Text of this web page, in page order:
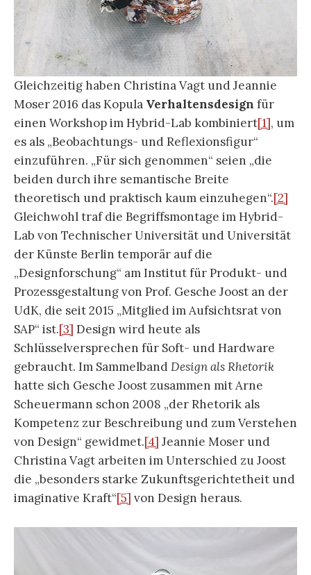
Gleichzeitig haben Christina Vagt und Jeannie
Moser 2016 das Kopula Verhaltensdesign für
einen Workshop im Hybrid-Lab kombiniert[1], um
es als „Beobachtungs- und Reflexionsfigur“
einzuführen. „Für sich genommen“ seien „die
beiden durch ihre semantische Breite
theoretisch und praktisch kaum einzuhegen“.[2]
Gleichwohl traf die Begriffsmontage im Hybrid-
Lab von Technischer Universität und Universität
der Künste Berlin temporär auf die
„Designforschung“ am Institut für Produkt- und
Prozessgestaltung von Prof. Gesche Joost an der
UdK, die seit 2015 „Mitglied im Aufsichtsrat von
SAP“ ist.[3] Design wird heute als
Schlüsselversprechen für Soft- und Hardware
gebraucht. Im SammelbandDesign als Rhetorik
hatte sich Gesche Joost zusammen mit Arne
Scheuermann schon 2008 „der Rhetorik als
Kompetenz zur Beschreibung und zum Verstehen
von Design“ gewidmet.[4] Jeannie Moser und
Christina Vagt arbeiten im Unterschied zu Joost
die „besonders starke Zukunftsgerichtetheit und
imaginative Kraft“[5] von Design heraus.